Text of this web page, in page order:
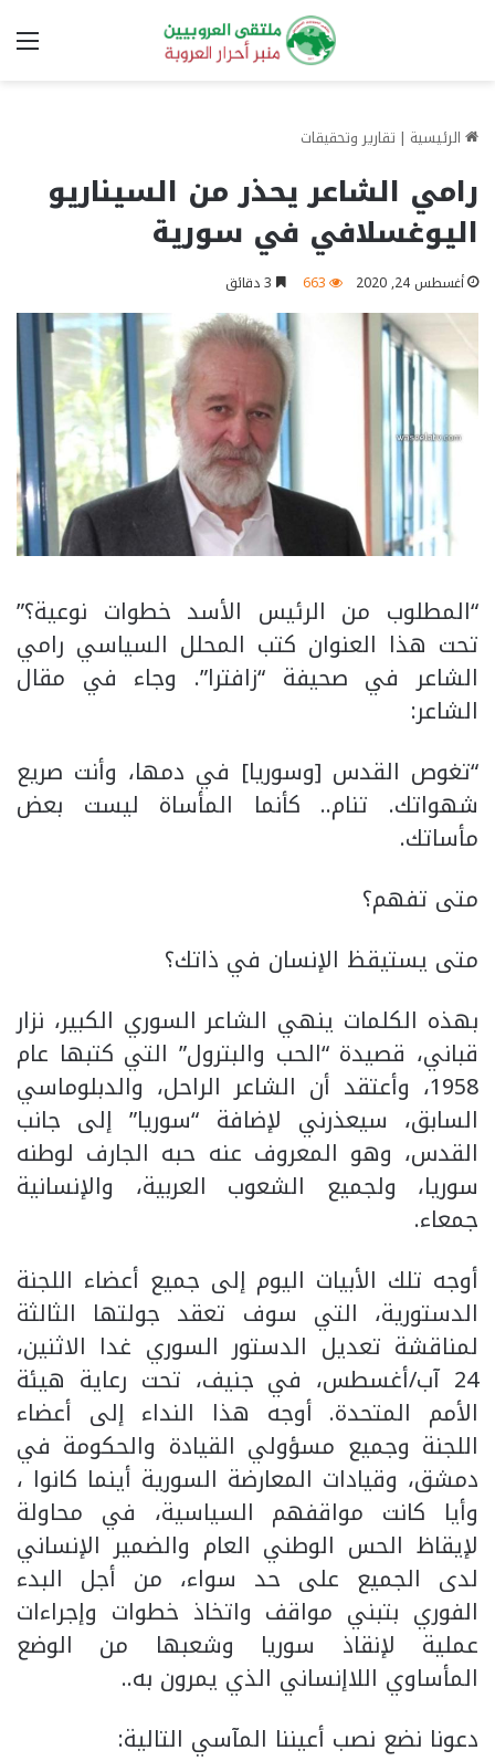
الرئيسية | تقارير وتحقيقات
رامي الشاعر يحذر من السيناريو
اليوغسلافي في سورية
أغسطس 24, 2020 663
“المطلوب من الرئيس الأسد خطوات نوعية؟”
تحت هذا العنوان كتب المحلل السياسي رامي
الشاعر في صحيفة “زافترا”. وجاء في مقال
الشاعر:
“تغوص القدس [وسوريا] في دمها، وأنت صريع
شهواتك. تنام.. كأنما المأساة ليست بعض
مأساتك.
متى تفهم؟
متى يستيقظ الإنسان في ذاتك؟
بهذه الكلمات ينهي الشاعر السوري الكبير، نزار
قباني، قصيدة “الحب والبترول” التي كتبها عام
1958، وأعتقد أن الشاعر الراحل، والدبلوماسي
السابق، سيعذرني لإضافة “سوريا” إلى جانب
القدس، وهو المعروف عنه حبه الجارف لوطنه
سوريا، ولجميع الشعوب العربية، والإنسانية
جمعاء.
أوجه تلك الأبيات اليوم إلى جميع أعضاء اللجنة
الدستورية، التي سوف تعقد جولتها الثالثة
لمناقشة تعديل الدستور السوري غدا الاثنين،
24 آب/أغسطس، في جنيف، تحت رعاية هيئة
الأمم المتحدة. أوجه هذا النداء إلى أعضاء
اللجنة وجميع مسؤولي القيادة والحكومة في
دمشق، وقيادات المعارضة السورية أينما كانوا ،
وأيا كانت مواقفهم السياسية، في محاولة
لإيقاظ الحس الوطني العام والضمير الإنساني
لدى الجميع على حد سواء، من أجل البدء
الفوري بتبني مواقف واتخاذ خطوات وإجراءات
عملية لإنقاذ سوريا وشعبها من الوضع
المأساوي اللاإنساني الذي يمرون به..
دعونا نضع نصب أعيننا المآسي التالية: